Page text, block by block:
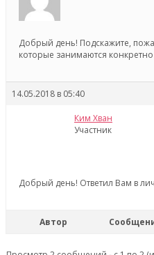
Добрый день! Подскажите,
которые занимаются
14.05.2018 в 05:40
Ким Хван
Участник
Добрый день! Ответил Вам в
Автор